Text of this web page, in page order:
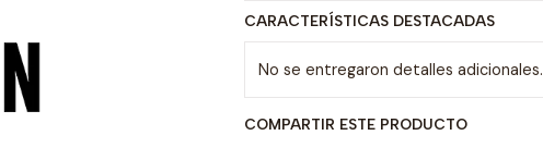
CARACTERÍSTICAS DESTACADAS
No se entregaron detalles adicionales.
COMPARTIR ESTE PRODUCTO